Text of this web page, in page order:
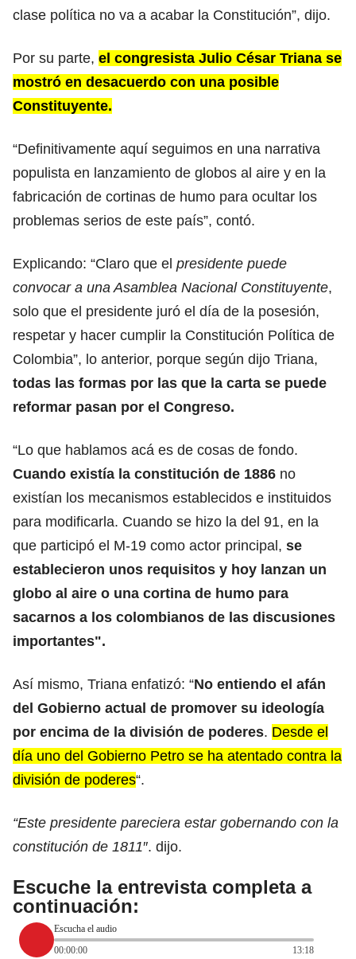
clase política no va a acabar la Constitución”, dijo.
Por su parte, el congresista Julio César Triana se
mostró en desacuerdo con una posible
Constituyente.
“Definitivamente aquí seguimos en una narrativa
populista en lanzamiento de globos al aire y en la
fabricación de cortinas de humo para ocultar los
problemas serios de este país”, contó.
Explicando: “Claro que el presidente puede
convocar a una Asamblea Nacional Constituyente,
solo que el presidente juró el día de la posesión,
respetar y hacer cumplir la Constitución Política de
Colombia”, lo anterior, porque según dijo Triana,
todas las formas por las que la carta se puede
reformar pasan por el Congreso.
“Lo que hablamos acá es de cosas de fondo.
Cuando existía la constitución de 1886 no
existían los mecanismos establecidos e instituidos
para modificarla. Cuando se hizo la del 91, en la
que participó el M-19 como actor principal, se
establecieron unos requisitos y hoy lanzan un
globo al aire o una cortina de humo para
sacarnos a los colombianos de las discusiones
importantes".
Así mismo, Triana enfatizó: “No entiendo el afán
del Gobierno actual de promover su ideología
por encima de la división de poderes. Desde el
día uno del Gobierno Petro se ha atentado contra la
división de poderes“.
“Este presidente pareciera estar gobernando con la
constitución de 1811″. dijo.
Escuche la entrevista completa a
continuación:
Escucha el audio
00:00:00
13:18